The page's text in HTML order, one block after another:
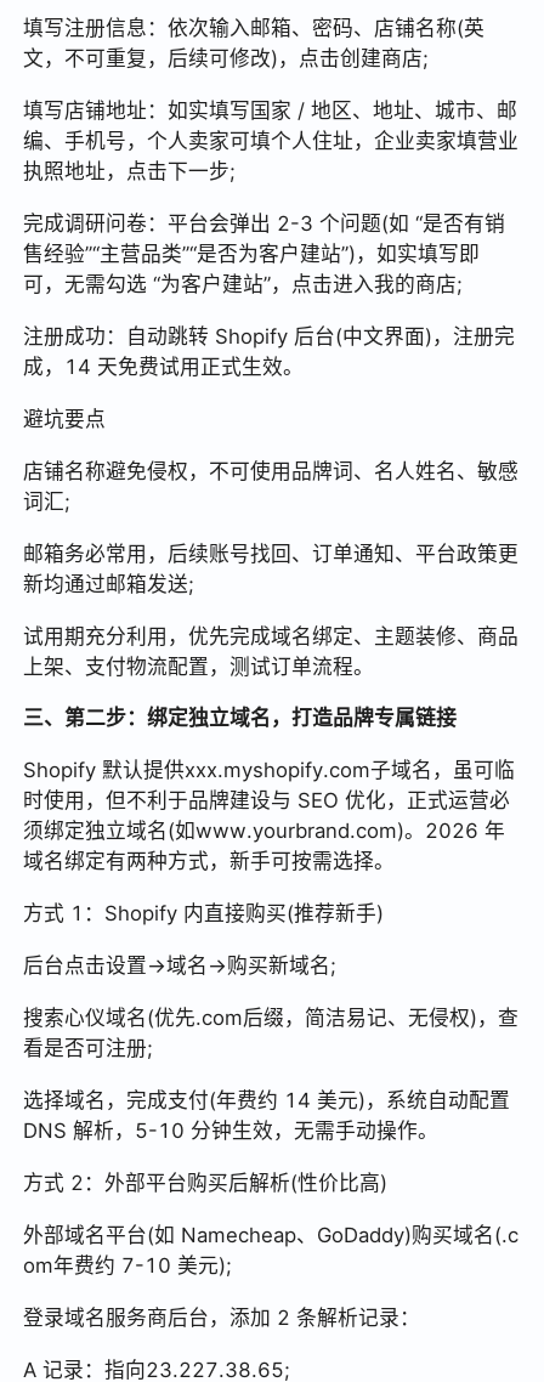
填写注册信息：依次输入邮箱、密码、店铺名称(英
文，不可重复，后续可修改)，点击创建商店;
填写店铺地址：如实填写国家 / 地区、地址、城市、邮
编、手机号，个人卖家可填个人住址，企业卖家填营业
执照地址，点击下一步;
完成调研问卷：平台会弹出 2-3 个问题(如 “是否有销
售经验”“主营品类”“是否为客户建站”)，如实填写即
可，无需勾选 “为客户建站”，点击进入我的商店;
注册成功：自动跳转 Shopify 后台(中文界面)，注册完
成，14 天免费试用正式生效。
避坑要点
店铺名称避免侵权，不可使用品牌词、名人姓名、敏感
词汇;
邮箱务必常用，后续账号找回、订单通知、平台政策更
新均通过邮箱发送;
试用期充分利用，优先完成域名绑定、主题装修、商品
上架、支付物流配置，测试订单流程。
三、第二步：绑定独立域名，打造品牌专属链接
Shopify 默认提供xxx.myshopify.com子域名，虽可临
时使用，但不利于品牌建设与 SEO 优化，正式运营必
须绑定独立域名(如www.yourbrand.com)。2026 年
域名绑定有两种方式，新手可按需选择。
方式 1：Shopify 内直接购买(推荐新手)
后台点击设置→域名→购买新域名;
搜索心仪域名(优先.com后缀，简洁易记、无侵权)，查
看是否可注册;
选择域名，完成支付(年费约 14 美元)，系统自动配置
DNS 解析，5-10 分钟生效，无需手动操作。
方式 2：外部平台购买后解析(性价比高)
外部域名平台(如 Namecheap、GoDaddy)购买域名(.c
om年费约 7-10 美元);
登录域名服务商后台，添加 2 条解析记录：
A 记录：指向23.227.38.65;